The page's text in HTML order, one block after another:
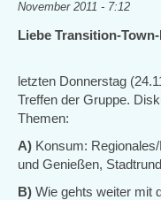
November 2011 - 7:12
Liebe Transition-
letzten Donnerstag
Treffen der Gruppe.
Themen:
A) Konsum:
und Genießen,
B) Wie gehts weiter mit